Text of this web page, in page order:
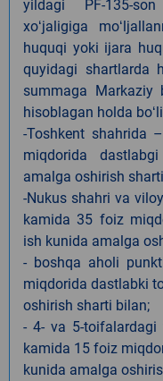
yildagi PF-135-
xoʻjaligiga
huquqi yoki ijara
quyidagi shartlarda
summaga Markaziy
hisoblagan holda
-Toshkent shahrida
miqdorida
amalga oshirish
-Nukus shahri va
kamida 35 foiz
ish kunida amalga
- boshqa aholi
miqdorida dastlabki
oshirish sharti bilan;
- 4- va 5-
kamida 15 foiz
kunida amalga